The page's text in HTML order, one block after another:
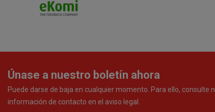
Únase a nuestro boletín ahora
Puede darse de baja en cualquier momento. Para ello, consulte
información de contacto en el aviso legal.